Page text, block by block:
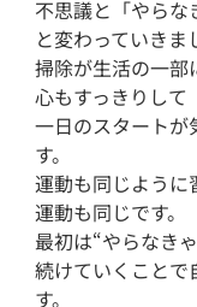
不思議と「やら
と変わっていきま
掃除が生活の一部
心もすっきりして
一日のスタートが
す。
運動も同じように
運動も同じです。
最初は“やらなき
続けていくことで
す。